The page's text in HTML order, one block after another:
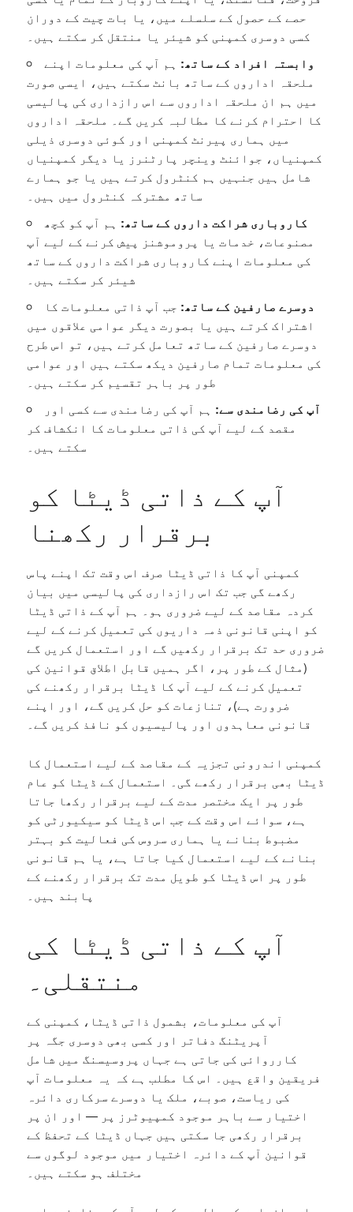
حصے کے حصول کے سلسلے میں، یا بات چیت کے دوران
کسی دوسری کمپنی کو شیئر یا منتقل کر سکتے ہیں۔
وابستہ افراد کے ساتھ: ہم آپ کی معلومات اپنے
ملحقہ اداروں کے ساتھ بانٹ سکتے ہیں، ایسی صورت
میں ہم ان ملحقہ اداروں سے اس رازداری کی پالیسی
کا احترام کرنے کا مطالبہ کریں گے۔ ملحقہ اداروں
میں ہماری پیرنٹ کمپنی اور کوئی دوسری ذیلی
کمپنیاں، جوائنٹ وینچر پارٹنرز یا دیگر کمپنیاں
شامل ہیں جنہیں ہم کنٹرول کرتے ہیں یا جو ہمارے
ساتھ مشترکہ کنٹرول میں ہیں۔
کاروباری شراکت داروں کے ساتھ: ہم آپ کو کچھ
مصنوعات، خدمات یا پروموشنز پیش کرنے کے لیے آپ
کی معلومات اپنے کاروباری شراکت داروں کے ساتھ
شیئر کر سکتے ہیں۔
دوسرے صارفین کے ساتھ: جب آپ ذاتی معلومات کا
اشتراک کرتے ہیں یا بصورت دیگر عوامی علاقوں میں
دوسرے صارفین کے ساتھ تعامل کرتے ہیں، تو اس طرح
کی معلومات تمام صارفین دیکھ سکتے ہیں اور عوامی
طور پر باہر تقسیم کر سکتے ہیں۔
آپ کی رضامندی سے: ہم آپ کی رضامندی سے کسی اور
مقصد کے لیے آپ کی ذاتی معلومات کا انکشاف کر
سکتے ہیں۔
آپ کے ذاتی ڈیٹا کو
برقرار رکھنا
کمپنی آپ کا ذاتی ڈیٹا صرف اس وقت تک اپنے پاس
رکھے گی جب تک اس رازداری کی پالیسی میں بیان
کردہ مقاصد کے لیے ضروری ہو۔ ہم آپ کے ذاتی ڈیٹا
کو اپنی قانونی ذمہ داریوں کی تعمیل کرنے کے لیے
ضروری حد تک برقرار رکھیں گے اور استعمال کریں گے
(مثال کے طور پر، اگر ہمیں قابل اطلاق قوانین کی
تعمیل کرنے کے لیے آپ کا ڈیٹا برقرار رکھنے کی
ضرورت ہے)، تنازعات کو حل کریں گے، اور اپنے
قانونی معاہدوں اور پالیسیوں کو نافذ کریں گے۔
کمپنی اندرونی تجزیہ کے مقاصد کے لیے استعمال کا
ڈیٹا بھی برقرار رکھے گی۔ استعمال کے ڈیٹا کو عام
طور پر ایک مختصر مدت کے لیے برقرار رکھا جاتا
ہے، سوائے اس وقت کے جب اس ڈیٹا کو سیکیورٹی کو
مضبوط بنانے یا ہماری سروس کی فعالیت کو بہتر
بنانے کے لیے استعمال کیا جاتا ہے، یا ہم قانونی
طور پر اس ڈیٹا کو طویل مدت تک برقرار رکھنے کے
پابند ہیں۔
آپ کے ذاتی ڈیٹا کی
منتقلی۔
آپ کی معلومات، بشمول ذاتی ڈیٹا، کمپنی کے
آپریٹنگ دفاتر اور کسی بھی دوسری جگہ پر
کارروائی کی جاتی ہے جہاں پروسیسنگ میں شامل
فریقین واقع ہیں۔ اس کا مطلب ہے کہ یہ معلومات آپ
کی ریاست، صوبے، ملک یا دوسرے سرکاری دائرہ
اختیار سے باہر موجود کمپیوٹرز پر — اور ان پر
برقرار رکھی جا سکتی ہیں جہاں ڈیٹا کے تحفظ کے
قوانین آپ کے دائرہ اختیار میں موجود لوگوں سے
مختلف ہو سکتے ہیں۔